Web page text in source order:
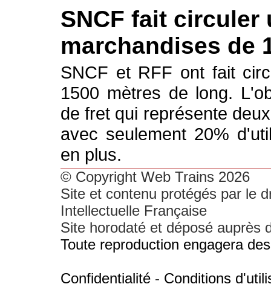
SNCF fait circuler
marchandises de
SNCF et RFF ont fait
1500 mètres de long.
de fret qui représente
avec seulement 20%
en plus.
© Copyright Web Trains 2026
Site et contenu protégés par le
Intellectuelle Française
Site horodaté et déposé auprès
Toute reproduction engagera
Confidentialité - Conditions